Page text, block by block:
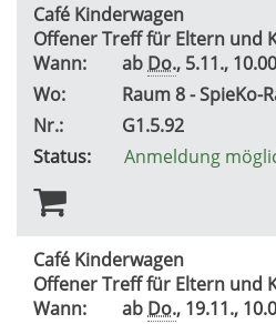
Café Kinderwagen
Offener Treff für Eltern und
Wann:
ab Do., 5.11.,
Wo:
Raum 8 - SpieKo-
Nr.:
G1.5.92
Status:
Anmeldung
Café Kinderwagen
Offener Treff für Eltern und
Wann:
ab Do., 19.11.,